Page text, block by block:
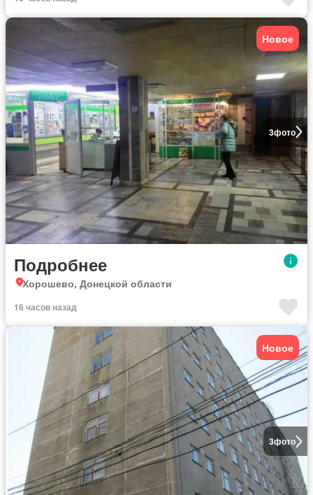
3фото
Новое
Подробнее
Хорошево, Донецкой области
16 часов назад
3фото
Новое